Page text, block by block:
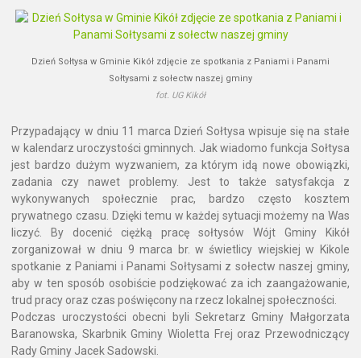
Dzień Sołtysa w Gminie Kikół zdjęcie ze spotkania z Paniami i Panami
Sołtysami z sołectw naszej gminy
fot. UG Kikół
Przypadający w dniu 11 marca Dzień Sołtysa wpisuje się na stałe
w kalendarz uroczystości gminnych. Jak wiadomo funkcja Sołtysa
jest bardzo dużym wyzwaniem, za którym idą nowe obowiązki,
zadania czy nawet problemy. Jest to także satysfakcja z
wykonywanych społecznie prac, bardzo często kosztem
prywatnego czasu. Dzięki temu w każdej sytuacji możemy na Was
liczyć. By docenić ciężką pracę sołtysów Wójt Gminy Kikół
zorganizował w dniu 9 marca br. w świetlicy wiejskiej w Kikole
spotkanie z Paniami i Panami Sołtysami z sołectw naszej gminy,
aby w ten sposób osobiście podziękować za ich zaangażowanie,
trud pracy oraz czas poświęcony na rzecz lokalnej społeczności.
Podczas uroczystości obecni byli Sekretarz Gminy Małgorzata
Baranowska, Skarbnik Gminy Wioletta Frej oraz Przewodniczący
Rady Gminy Jacek Sadowski.